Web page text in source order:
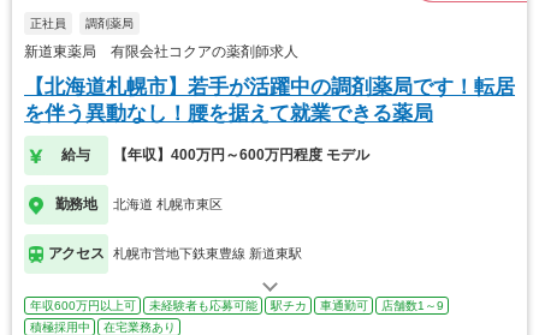
正社員 調剤薬局
新道東薬局 有限会社コクアの薬剤師求人
【北海道札幌市】若手が活躍中の調剤薬局です！転居
を伴う異動なし！腰を据えて就業できる薬局
給与 【年収】400万円～600万円程度 モデル
勤務地 北海道 札幌市東区
アクセス 札幌市営地下鉄東豊線 新道東駅
年収600万円以上可 未経験者も応募可能 駅チカ 車通勤可
店舗数1～9
積極採用中
在宅業務あり